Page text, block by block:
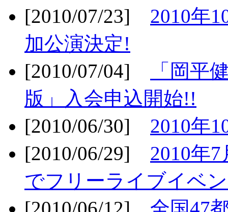
[2010/07/23] 2010年
加公演決定!
[2010/07/04]
「岡平
版」入会申込開始!!
[2010/06/30] 2010年
[2010/06/29] 2010年
でフリーライブイベ